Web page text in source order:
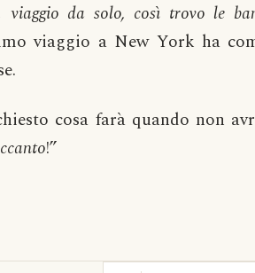
viaggio da solo, così trovo le
viaggio a New York ha
cosa farà quando non
!”